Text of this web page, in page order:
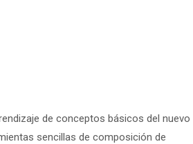
de conceptos básicos del nuevo
sencillas de composición de